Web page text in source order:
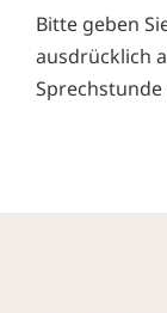
Bitte geben
ausdrücklich
Sprechstunde